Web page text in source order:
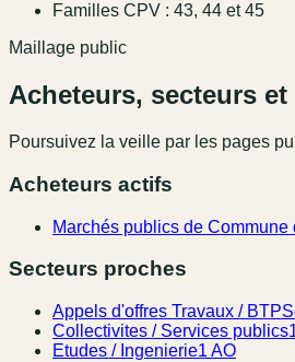
Familles CPV : 43, 44 et 45
Maillage public
Acheteurs, secteurs
Poursuivez la veille par les pages
Acheteurs actifs
Marchés publics de Commune
Secteurs proches
Appels d'offres Travaux / BTP
Collectivites / Services publics
Etudes / Ingenierie1 AO